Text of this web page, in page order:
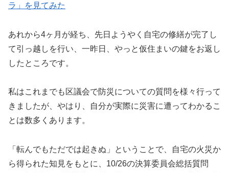
ラ」を見てみた
あれから4ヶ月が経ち、先日ようやく自宅の修繕が完了し
て引っ越しを行い、一昨日、やっと仮住まいの鍵をお返し
したところです。
私はこれまでも区議会で防災についての質問を様々行って
きましたが、やはり、自分が実際に災害に遭ってわかるこ
とは数多くあります。
「転んでもただでは起きぬ」ということで、自宅の火災か
ら得られた知見をもとに、10/26の決算委員会総括質問